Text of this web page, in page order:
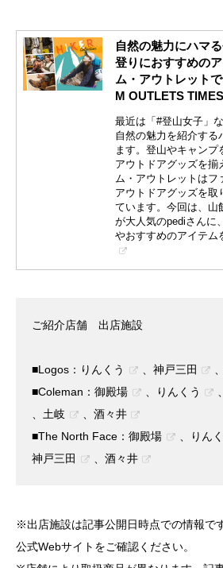
自然の魅力にハマ
登りにおすすめの
ム・アウトレット
M OUTLETS TIMES
最近は「#登山女子」
自然の魅力を紹介する
ます。登山やキャンプ
アウトドアグッズを揃
ム・アウトレットはフ
アウトドアグッズを取
ています。今回は、山
が大人気のpediさんに
やおすすめのアイテム
ご紹介店舗 出店施設
■Logos： りんくう 、 神戸三田
■Coleman： 御殿場 、 りんくう
、 土岐 、 酒々井
■The North Face： 御殿場 、 りん
神戸三田
、 酒々井
※出店施設は記事公開日時点での情報で
公式Webサイトをご確認ください。